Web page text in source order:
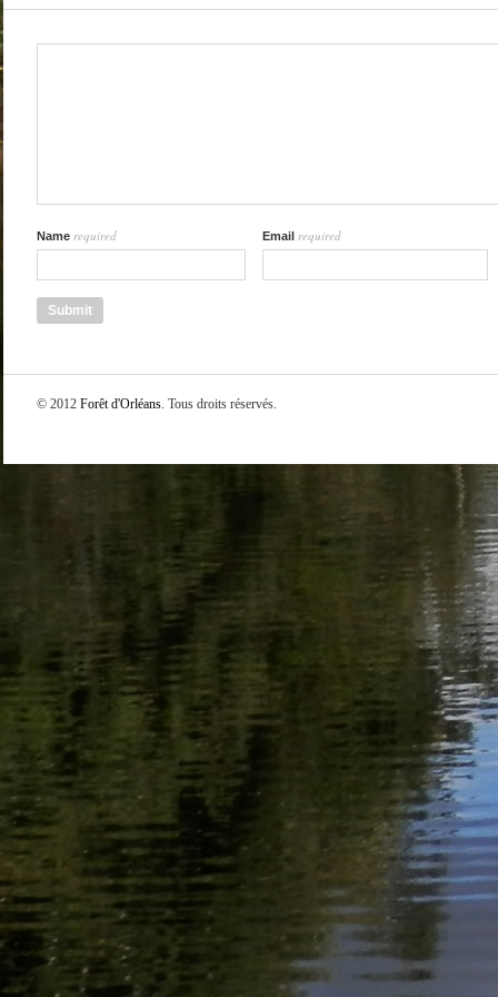
Name required Email required
© 2012 Forêt d'Orléans. Tous droits réservés.